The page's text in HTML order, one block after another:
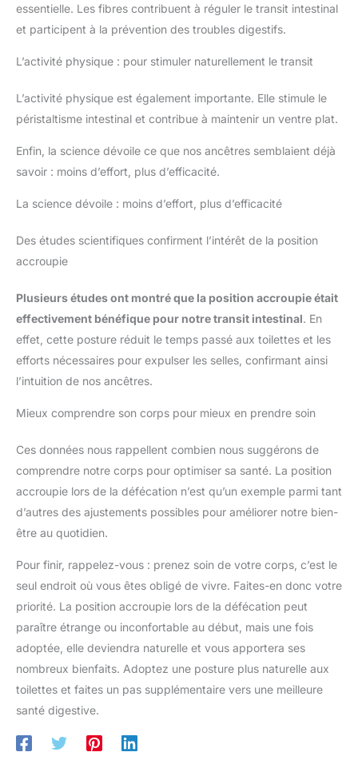
essentielle. Les fibres contribuent à réguler le transit intestinal
et participent à la prévention des troubles digestifs.
L’activité physique : pour stimuler naturellement le transit
L’activité physique est également importante. Elle stimule le
péristaltisme intestinal et contribue à maintenir un ventre plat.
Enfin, la science dévoile ce que nos ancêtres semblaient déjà
savoir : moins d’effort, plus d’efficacité.
La science dévoile : moins d’effort, plus d’efficacité
Des études scientifiques confirment l’intérêt de la position
accroupie
Plusieurs études ont montré que la position accroupie était
effectivement bénéfique pour notre transit intestinal. En
effet, cette posture réduit le temps passé aux toilettes et les
efforts nécessaires pour expulser les selles, confirmant ainsi
l’intuition de nos ancêtres.
Mieux comprendre son corps pour mieux en prendre soin
Ces données nous rappellent combien nous suggérons de
comprendre notre corps pour optimiser sa santé. La position
accroupie lors de la défécation n’est qu’un exemple parmi tant
d’autres des ajustements possibles pour améliorer notre bien-
être au quotidien.
Pour finir, rappelez-vous : prenez soin de votre corps, c’est le
seul endroit où vous êtes obligé de vivre. Faites-en donc votre
priorité. La position accroupie lors de la défécation peut
paraître étrange ou inconfortable au début, mais une fois
adoptée, elle deviendra naturelle et vous apportera ses
nombreux bienfaits. Adoptez une posture plus naturelle aux
toilettes et faites un pas supplémentaire vers une meilleure
santé digestive.